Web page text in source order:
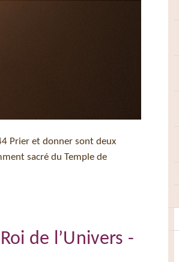
Prier et donner sont deux
sacré du Temple de
de l’Univers -